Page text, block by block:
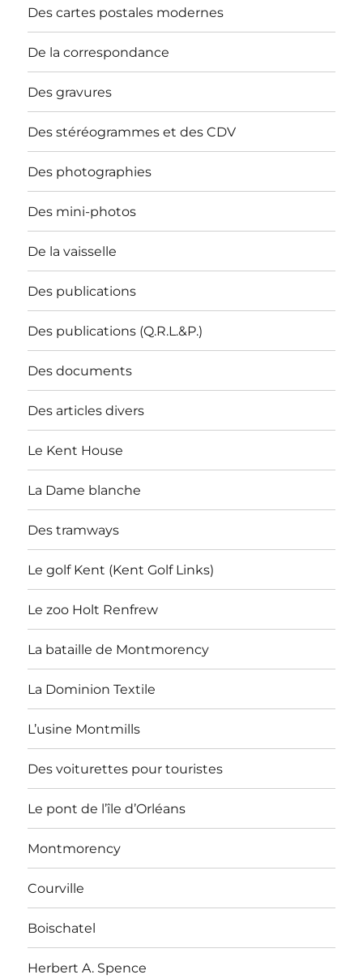
Des cartes postales modernes
De la correspondance
Des gravures
Des stéréogrammes et des CDV
Des photographies
Des mini-photos
De la vaisselle
Des publications
Des publications (Q.R.L.&P.)
Des documents
Des articles divers
Le Kent House
La Dame blanche
Des tramways
Le golf Kent (Kent Golf Links)
Le zoo Holt Renfrew
La bataille de Montmorency
La Dominion Textile
L’usine Montmills
Des voiturettes pour touristes
Le pont de l’île d’Orléans
Montmorency
Courville
Boischatel
Herbert A. Spence